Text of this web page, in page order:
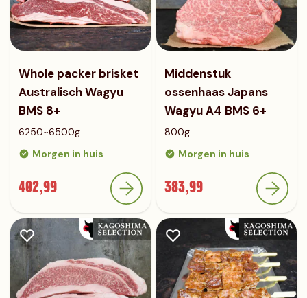
Whole packer brisket
Australisch Wagyu
BMS 8+
6250~6500g
Morgen in huis
402,99
Middenstuk
ossenhaas Japans
Wagyu A4 BMS 6+
800g
Morgen in huis
383,99